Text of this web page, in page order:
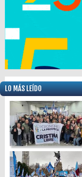
LO MÁS LEÍDO